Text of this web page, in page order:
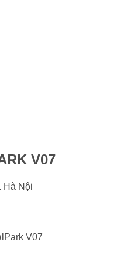
V07
Hà Nội
V07